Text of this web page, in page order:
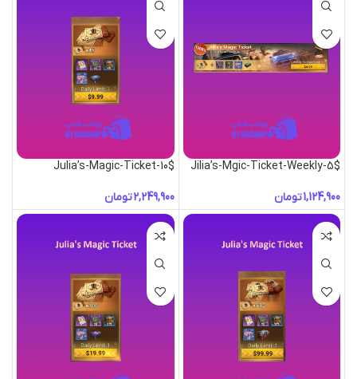
Jilia’s-Mgic-Ticket-Weekly-5$
تومان
Julia’s-Magic-Ticket-10$
تومان